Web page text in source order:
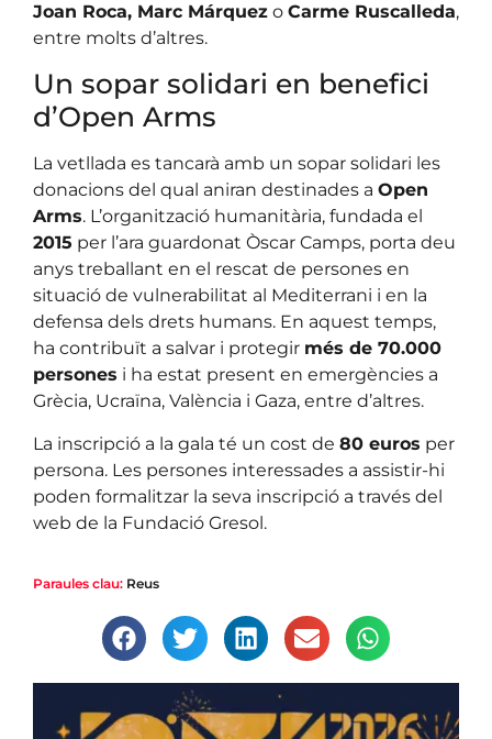
Joan Roca, Marc Márquez o Carme Ruscalleda,
entre molts d’altres.
Un sopar solidari en benefici
d’Open Arms
La vetllada es tancarà amb un sopar solidari les
donacions del qual aniran destinades a Open
Arms. L’organització humanitària, fundada el
2015 per l’ara guardonat Òscar Camps, porta deu
anys treballant en el rescat de persones en
situació de vulnerabilitat al Mediterrani i en la
defensa dels drets humans. En aquest temps,
ha contribuït a salvar i protegir més de 70.000
persones i ha estat present en emergències a
Grècia, Ucraïna, València i Gaza, entre d’altres.
La inscripció a la gala té un cost de 80 euros per
persona. Les persones interessades a assistir-hi
poden formalitzar la seva inscripció a través del
web de la Fundació Gresol.
Paraules clau: Reus